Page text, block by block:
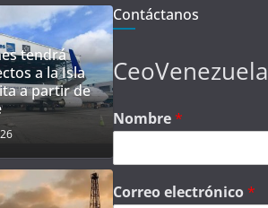
tendrá
a la Isla
a partir de
Contáctanos
CeoVenezuela
Nombre*
Correo electrónico*